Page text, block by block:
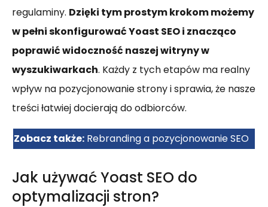
regulaminy. Dzięki tym prostym krokom możemy
w pełni skonfigurować Yoast SEO i znacząco
poprawić widoczność naszej witryny w
wyszukiwarkach. Każdy z tych etapów ma realny
wpływ na pozycjonowanie strony i sprawia, że nasze
treści łatwiej docierają do odbiorców.
Zobacz także: Rebranding a pozycjonowanie SEO
Jak używać Yoast SEO do
optymalizacji stron?